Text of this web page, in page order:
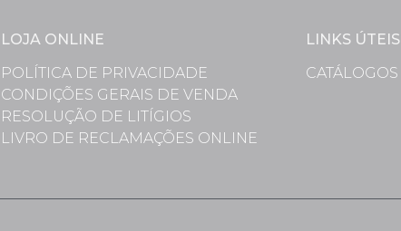
LOJA ONLINE
POLÍTICA DE PRIVACIDADE
CONDIÇÕES GERAIS DE VENDA
RESOLUÇÃO DE LITÍGIOS
LIVRO DE RECLAMAÇÕES ONLINE
LINKS ÚTEIS